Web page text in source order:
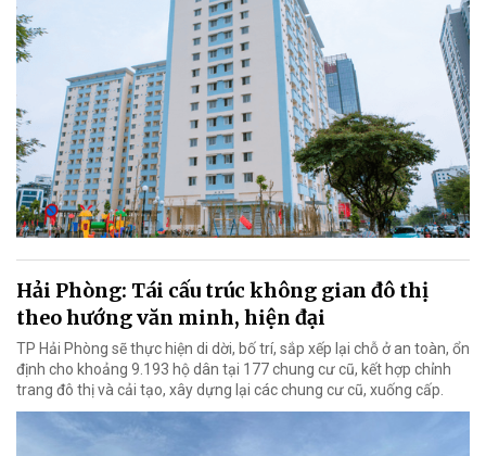
Hải Phòng: Tái cấu trúc không gian đô thị
theo hướng văn minh, hiện đại
TP Hải Phòng sẽ thực hiện di dời, bố trí, sắp xếp lại chỗ ở an toàn, ổn
định cho khoảng 9.193 hộ dân tại 177 chung cư cũ, kết hợp chỉnh
trang đô thị và cải tạo, xây dựng lại các chung cư cũ, xuống cấp.